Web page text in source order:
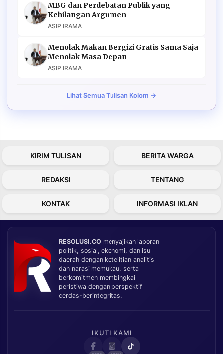
MBG dan Perdebatan Publik yang
Kehilangan Argumen
ASIP IRAMA
Menolak Makan Bergizi Gratis Sama Saja
Menolak Masa Depan
ASIP IRAMA
Lihat Semua Tulisan Kolom →
KIRIM TULISAN BERITA WARGA
REDAKSI TENTANG
KONTAK INFORMASI IKLAN
RESOLUSI.CO menyajikan laporan
politik, sosial, ekonomi, dan isu
daerah dengan ketelitian analitis
dan narasi memukau, serta
berkomitmen membingkai
peristiwa dengan perspektif
cerdas-berintegritas.
IKUTI KAMI